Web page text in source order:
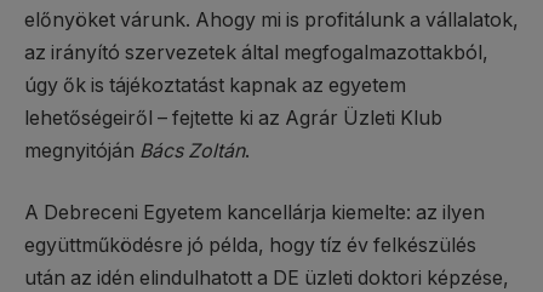
előnyöket várunk. Ahogy mi is profitálunk a vállalatok,
az irányító szervezetek által megfogalmazottakból,
úgy ők is tájékoztatást kapnak az egyetem
lehetőségeiről – fejtette ki az Agrár Üzleti Klub
megnyitóján Bács Zoltán.
A Debreceni Egyetem kancellárja kiemelte: az ilyen
együttműködésre jó példa, hogy tíz év felkészülés
után az idén elindulhatott a DE üzleti doktori képzése,